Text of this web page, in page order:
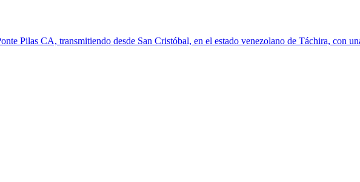
Pilas CA, transmitiendo desde San Cristóbal, en el estado venezolano de Táchira, con